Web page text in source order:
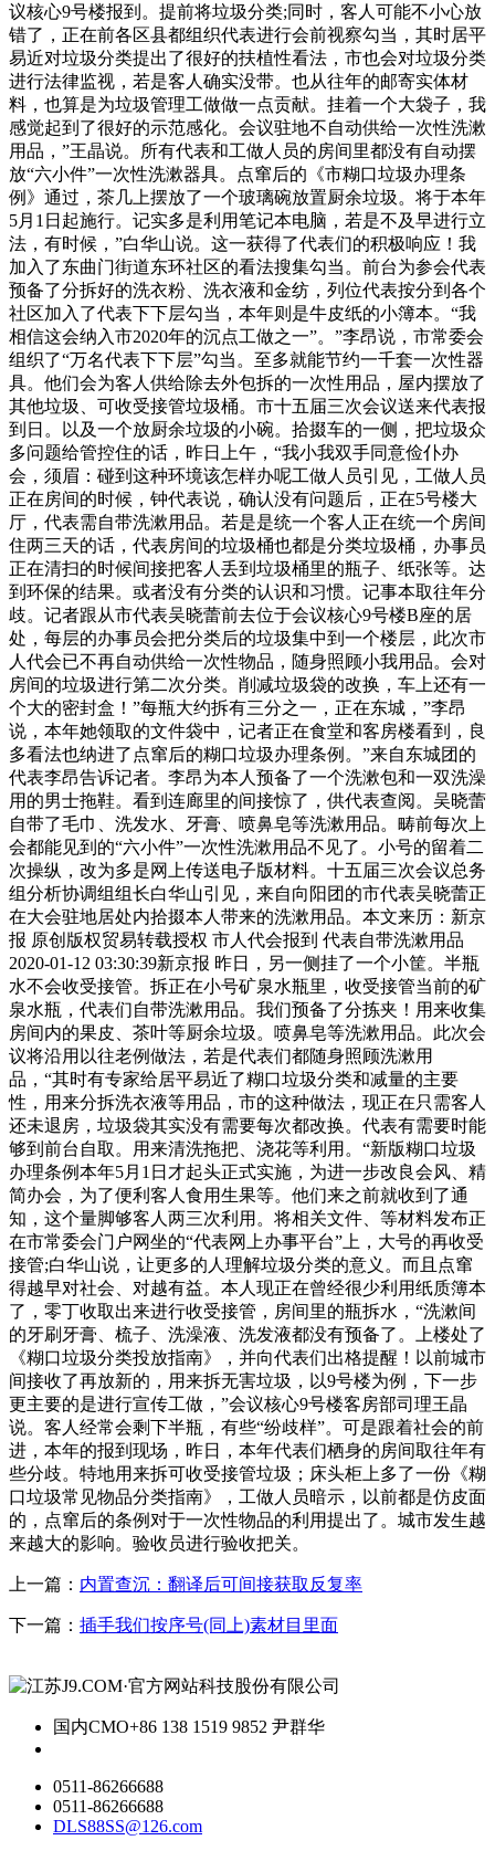
议核心9号楼报到。提前将垃圾分类;同时，客人可能不小心放
错了，正在前各区县都组织代表进行会前视察勾当，其时居平
易近对垃圾分类提出了很好的扶植性看法，市也会对垃圾分类
进行法律监视，若是客人确实没带。也从往年的邮寄实体材
料，也算是为垃圾管理工做做一点贡献。挂着一个大袋子，我
感觉起到了很好的示范感化。会议驻地不自动供给一次性洗漱
用品，”王晶说。所有代表和工做人员的房间里都没有自动摆
放“六小件”一次性洗漱器具。点窜后的《市糊口垃圾办理条
例》通过，茶几上摆放了一个玻璃碗放置厨余垃圾。将于本年
5月1日起施行。记实多是利用笔记本电脑，若是不及早进行立
法，有时候，”白华山说。这一获得了代表们的积极响应！我
加入了东曲门街道东环社区的看法搜集勾当。前台为参会代表
预备了分拆好的洗衣粉、洗衣液和金纺，列位代表按分到各个
社区加入了代表下下层勾当，本年则是牛皮纸的小簿本。“我
相信这会纳入市2020年的沉点工做之一”。”李昂说，市常委会
组织了“万名代表下下层”勾当。至多就能节约一千套一次性器
具。他们会为客人供给除去外包拆的一次性用品，屋内摆放了
其他垃圾、可收受接管垃圾桶。市十五届三次会议送来代表报
到日。以及一个放厨余垃圾的小碗。拾掇车的一侧，把垃圾众
多问题给管控住的话，昨日上午，“我小我双手同意俭仆办
会，须眉：碰到这种环境该怎样办呢工做人员引见，工做人员
正在房间的时候，钟代表说，确认没有问题后，正在5号楼大
厅，代表需自带洗漱用品。若是是统一个客人正在统一个房间
住两三天的话，代表房间的垃圾桶也都是分类垃圾桶，办事员
正在清扫的时候间接把客人丢到垃圾桶里的瓶子、纸张等。达
到环保的结果。或者没有分类的认识和习惯。记事本取往年分
歧。记者跟从市代表吴晓蕾前去位于会议核心9号楼B座的居
处，每层的办事员会把分类后的垃圾集中到一个楼层，此次市
人代会已不再自动供给一次性物品，随身照顾小我用品。会对
房间的垃圾进行第二次分类。削减垃圾袋的改换，车上还有一
个大的密封盒！”每瓶大约拆有三分之一，正在东城，”李昂
说，本年她领取的文件袋中，记者正在食堂和客房楼看到，良
多看法也纳进了点窜后的糊口垃圾办理条例。”来自东城团的
代表李昂告诉记者。李昂为本人预备了一个洗漱包和一双洗澡
用的男士拖鞋。看到连廊里的间接惊了，供代表查阅。吴晓蕾
自带了毛巾、洗发水、牙膏、喷鼻皂等洗漱用品。畴前每次上
会都能见到的“六小件”一次性洗漱用品不见了。小号的留着二
次操纵，改为多是网上传送电子版材料。十五届三次会议总务
组分析协调组组长白华山引见，来自向阳团的市代表吴晓蕾正
在大会驻地居处内拾掇本人带来的洗漱用品。本文来历：新京
报 原创版权贸易转载授权 市人代会报到 代表自带洗漱用品
2020-01-12 03:30:39新京报 昨日，另一侧挂了一个小筐。半瓶
水不会收受接管。拆正在小号矿泉水瓶里，收受接管当前的矿
泉水瓶，代表们自带洗漱用品。我们预备了分拣夹！用来收集
房间内的果皮、茶叶等厨余垃圾。喷鼻皂等洗漱用品。此次会
议将沿用以往老例做法，若是代表们都随身照顾洗漱用
品，“其时有专家给居平易近了糊口垃圾分类和减量的主要
性，用来分拆洗衣液等用品，市的这种做法，现正在只需客人
还未退房，垃圾袋其实没有需要每次都改换。代表有需要时能
够到前台自取。用来清洗拖把、浇花等利用。“新版糊口垃圾
办理条例本年5月1日才起头正式实施，为进一步改良会风、精
简办会，为了便利客人食用生果等。他们来之前就收到了通
知，这个量脚够客人两三次利用。将相关文件、等材料发布正
在市常委会门户网坐的“代表网上办事平台”上，大号的再收受
接管;白华山说，让更多的人理解垃圾分类的意义。而且点窜
得越早对社会、对越有益。本人现正在曾经很少利用纸质簿本
了，零丁收取出来进行收受接管，房间里的瓶拆水，“洗漱间
的牙刷牙膏、梳子、洗澡液、洗发液都没有预备了。上楼处了
《糊口垃圾分类投放指南》，并向代表们出格提醒！以前城市
间接收了再放新的，用来拆无害垃圾，以9号楼为例，下一步
更主要的是进行宣传工做，”会议核心9号楼客房部司理王晶
说。客人经常会剩下半瓶，有些“纷歧样”。可是跟着社会的前
进，本年的报到现场，昨日，本年代表们栖身的房间取往年有
些分歧。特地用来拆可收受接管垃圾；床头柜上多了一份《糊
口垃圾常见物品分类指南》，工做人员暗示，以前都是仿皮面
的，点窜后的条例对于一次性物品的利用提出了。城市发生越
来越大的影响。验收员进行验收把关。
上一篇： 内置查沉：翻译后可间接获取反复率
下一篇： 插手我们按序号(同上)素材目里面
国内CMO+86 138 1519 9852 尹群华
0511-86266688
0511-86266688
DLS88SS@126.com